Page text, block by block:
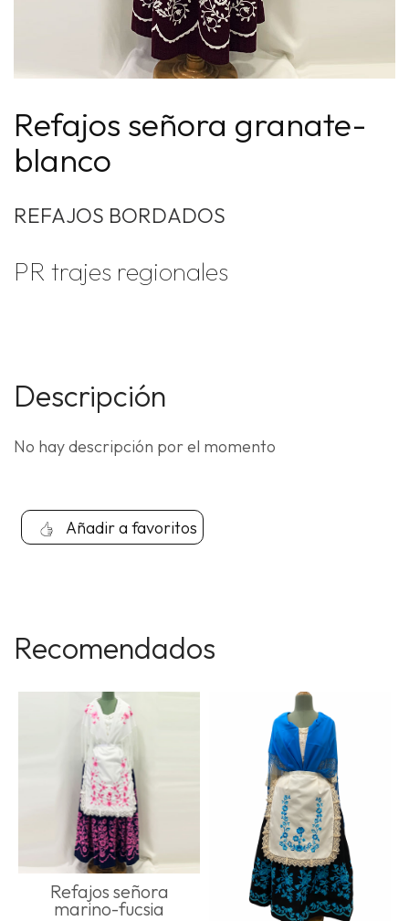
Refajos señora granate-
blanco
REFAJOS BORDADOS
PR trajes regionales
Descripción
No hay descripción por el momento
Añadir a favoritos
Recomendados
Refajos señora
marino-fucsia